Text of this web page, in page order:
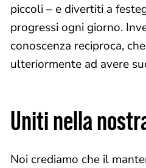
piccoli – e divertiti a
progressi ogni giorno.
conoscenza reciproca,
ulteriormente ad avere
Uniti nella
Noi crediamo che il